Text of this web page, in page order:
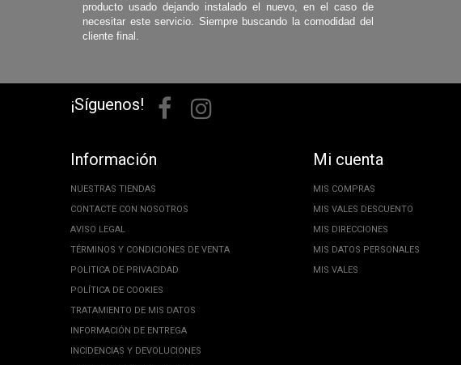
producto usado dejando instalado el nuevo, en el caso de
necesitar este servicio. Siempre buscando la comodidad del
cliente final.
¡Síguenos!
Información
NUESTRAS TIENDAS
CONTACTE CON NOSOTROS
AVISO LEGAL
TÉRMINOS Y CONDICIONES DE VENTA
POLITICA DE PRIVACIDAD
POLÍTICA DE COOKIES
TRATAMIENTO DE MIS DATOS
INFORMACIÓN DE ENTREGA
INCIDENCIAS Y DEVOLUCIONES
Mi cuenta
MIS COMPRAS
MIS VALES DESCUENTO
MIS DIRECCIONES
MIS DATOS PERSONALES
MIS VALES